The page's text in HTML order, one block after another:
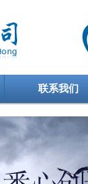
联系我们